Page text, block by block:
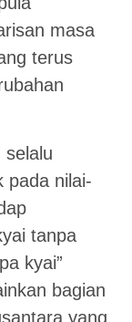
masa
terus
selalu
pada nilai-
tanpa
kyai”
bagian
yang